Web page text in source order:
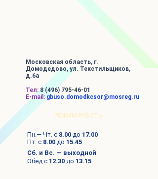
Московская область, г.
Домодедово, ул. Текстильщиков,
д.6а
Тел: 8 (496) 795-46-01
E-mail: gbuso.domodkcsor@mosreg.ru
РЕЖИМ РАБОТЫ
Пн.— Чт. с 8.00 до 17.00
Пт. с 8.00 до 15.45
Сб. и Вс. — выходной
Обед с 12.30 до 13.15